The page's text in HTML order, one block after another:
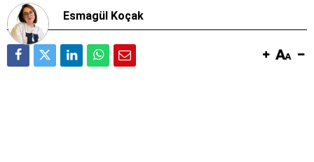
Esmagül Koçak